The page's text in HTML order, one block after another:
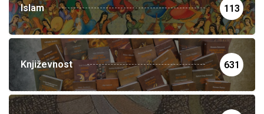
Islam 113
Književnost 631